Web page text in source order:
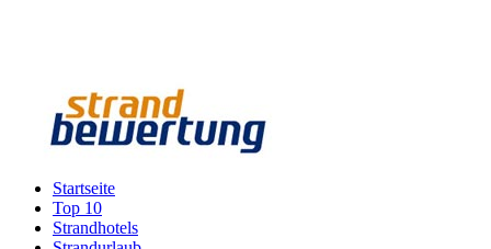
Startseite
Top 10
Strandhotels